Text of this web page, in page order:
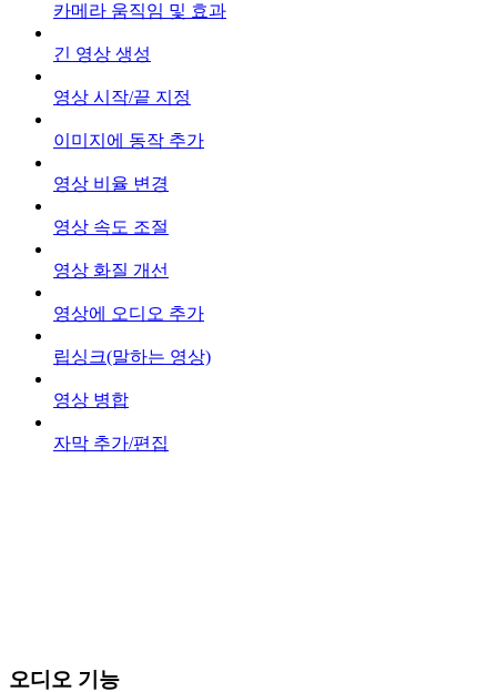
카메라 움직임 및 효과
긴 영상 생성
영상 시작/끝 지정
이미지에 동작 추가
영상 비율 변경
영상 속도 조절
영상 화질 개선
영상에 오디오 추가
립싱크(말하는 영상)
영상 병합
자막 추가/편집
오디오 기능